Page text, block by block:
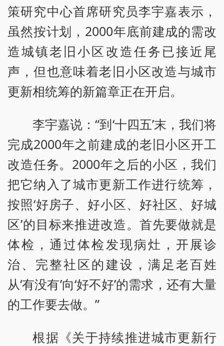
策研究中心首席研究员李宇嘉表示，
虽然按计划，2000年底前建成的需改
造城镇老旧小区改造任务已接近尾
声，但也意味着老旧小区改造与城市
更新相统筹的新篇章正在开启。
李宇嘉说：“到‘十四五’末，我们将
完成2000年之前建成的老旧小区开工
改造任务。2000年之后的小区，我们
把它纳入了城市更新工作进行统筹，
按照‘好房子、好小区、好社区、好城
区’的目标来推进改造。首先要做就是
体检，通过体检发现病灶，开展诊
治、完整社区的建设，满足老百姓
从‘有没有’向‘好不好’的需求，还有大量
的工作要去做。”
根据《关于持续推进城市更新行